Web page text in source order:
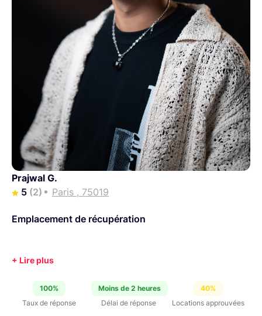
Prajwal G.
5 (2) Paris , 75019
Emplacement de récupération
100%
Taux de réponse
Moins de 2 heures
Délai de réponse
40%
Locations approuvées